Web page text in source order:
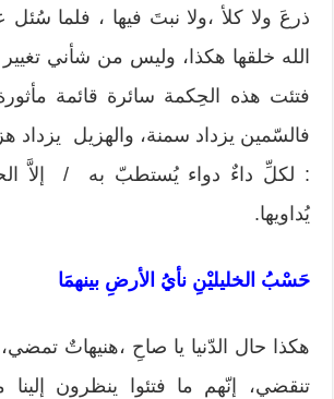
ذرعَ ولا كلأ ،ولا نبتَ فيها ، فلما
الله خلقها هكذا، وليس من شأني
فتئت هذه الحِكمة سائرة قائمة مأثورة
فالسّمين يزداد سمنة، والهزيل يزداد
: لكلِّ داءٌ دواء يُستطبّ به / إلاَّ
يُداويها.
حَسْبُ الخليليْنِ نأيُ الأرضِ بينهمَا
هكذا حال الدّنيا يا صاحِ ،هنيهاتٌ تمضي،
تنقضي، إنّهم ما فتئوا ينظرون